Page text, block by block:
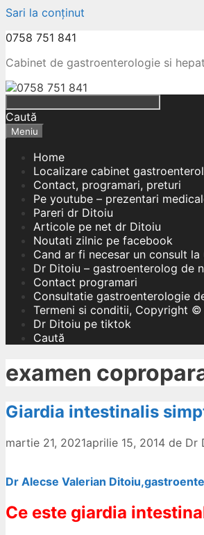
Sari la conținut
0758 751 841
Cabinet de gastroenterologie si
Caută
Meniu
Home
Localizare cabinet
Contact, programari, preturi
Pe youtube – prezentari
Pareri dr Ditoiu
Articole pe net dr Ditoiu
Noutati zilnic pe facebook
Cand ar fi necesar un consult
Dr Ditoiu – gastroenterolog de
Contact programari
Consultatie gastroenterologie
Termeni si conditii, Copyright ©
Dr Ditoiu pe tiktok
Caută
examen
Giardia intestinalis
martie 21, 2021aprilie 15, 2014 de Dr
Dr Alecse Valerian
Ce este giardia